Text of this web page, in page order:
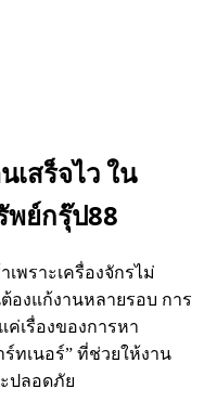
สร็จไว ใน
ย์กรุ๊ป88
พราะเครื่องจักรไม่
องแก้งานหลายรอบ การ
ค่เรื่องของการหา
ทเนอร์” ที่ช่วยให้งาน
ปลอดภัย